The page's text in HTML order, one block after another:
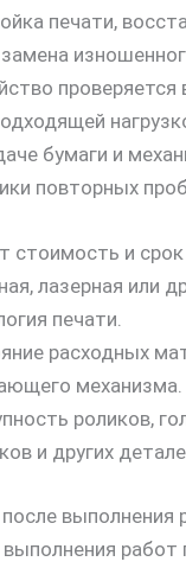
печати,
бумаги и
повторных
стоимость и срок
лазерная или
печати.
расходных
механизма.
роликов,
и других
выполнения
работ